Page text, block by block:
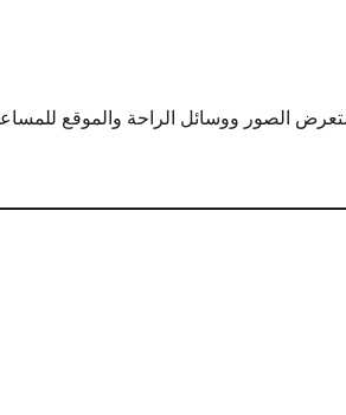
الصور ووسائل الراحة والموقع